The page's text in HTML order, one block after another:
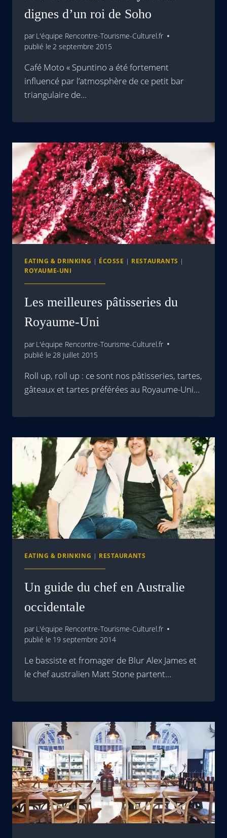
dignes d’un roi de Soho
par L'équipe Rencontre-Tourisme-Culturel.fr
publié le 2 septembre 2015
Café Moto « Spuntino a été fortement
influencé par l’atmosphère de ce petit bar
triangulaire de…
EATING & DRINKING | ÉCOSSE | RESTAURANTS |
ROYAUME-UNI
Les meilleures pâtisseries du
Royaume-Uni
par L'équipe Rencontre-Tourisme-Culturel.fr
publié le 28 juillet 2015
Roll up, roll up : ce sont nos pâtisseries, tartes,
gâteaux et tartes préférées au Royaume-Uni…
EATING & DRINKING | RESTAURANTS
Un guide du chef en Australie
occidentale
par L'équipe Rencontre-Tourisme-Culturel.fr
publié le 19 septembre 2014
Le bassiste et fromager de Blur Alex James et
le chef australien Matt Stone partent…